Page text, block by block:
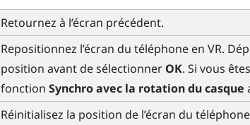
Retournez à l’écran précédent.
Repositionnez l’écran du téléphone en VR.
position avant de sélectionner OK. Si vous
fonctionSynchro avec la rotation du casque
Réinitialisez la position de l’écran du